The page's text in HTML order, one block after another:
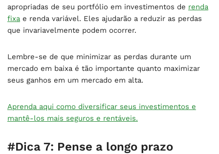
apropriadas de seu portfólio em investimentos de renda
fixa e renda variável. Eles ajudarão a reduzir as perdas
que invariavelmente podem ocorrer.
Lembre-se de que minimizar as perdas durante um
mercado em baixa é tão importante quanto maximizar
seus ganhos em um mercado em alta.
Aprenda aqui como diversificar seus investimentos e
mantê-los mais seguros e rentáveis.
#Dica 7: Pense a longo prazo